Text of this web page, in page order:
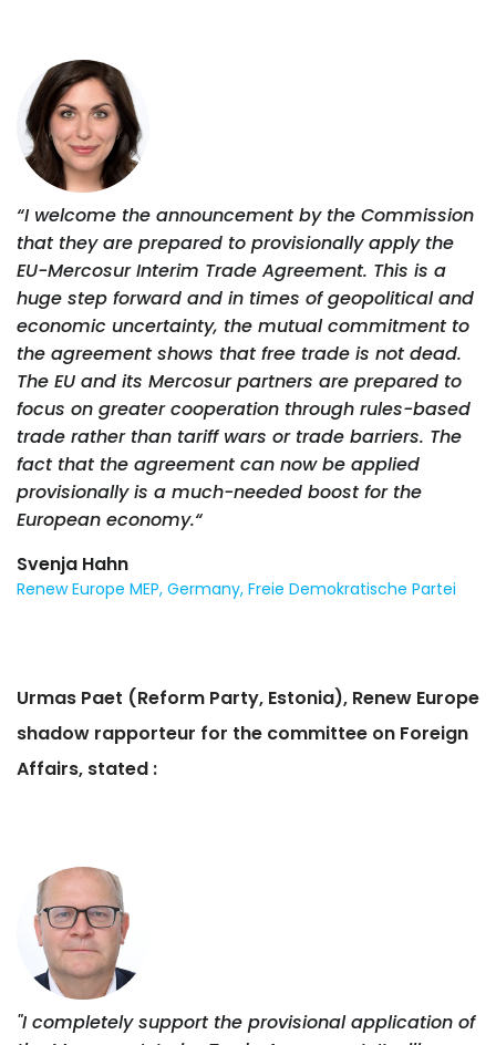
“I welcome the announcement by the Commission
that they are prepared to provisionally apply the
EU-Mercosur Interim Trade Agreement. This is a
huge step forward and in times of geopolitical and
economic uncertainty, the mutual commitment to
the agreement shows that free trade is not dead.
The EU and its Mercosur partners are prepared to
focus on greater cooperation through rules-based
trade rather than tariff wars or trade barriers. The
fact that the agreement can now be applied
provisionally is a much-needed boost for the
European economy.“
Svenja Hahn
Renew Europe MEP, Germany, Freie Demokratische Partei
Urmas Paet (Reform Party, Estonia), Renew Europe
shadow rapporteur for the committee on Foreign
Affairs, stated :
"I completely support the provisional application of